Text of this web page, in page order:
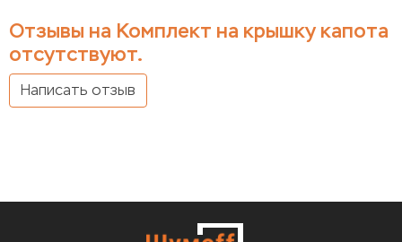
Отзывы на Комплект на крышку капота
отсутствуют.
Написать отзыв